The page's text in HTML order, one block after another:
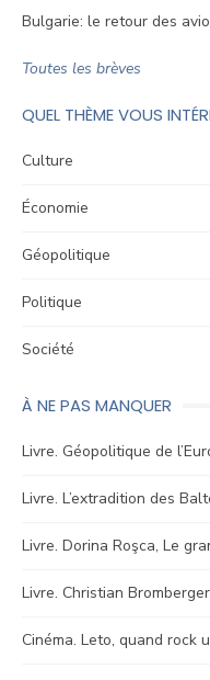
Bulgarie: le retour des
Toutes les brèves
QUEL THÈME VOUS
Culture
Économie
Géopolitique
Politique
Société
À NE PAS MANQUER
Livre. Géopolitique de
Livre. L’extradition des
Livre. Dorina Roşca, Le
Livre. Christian
Cinéma. Leto, quand rock